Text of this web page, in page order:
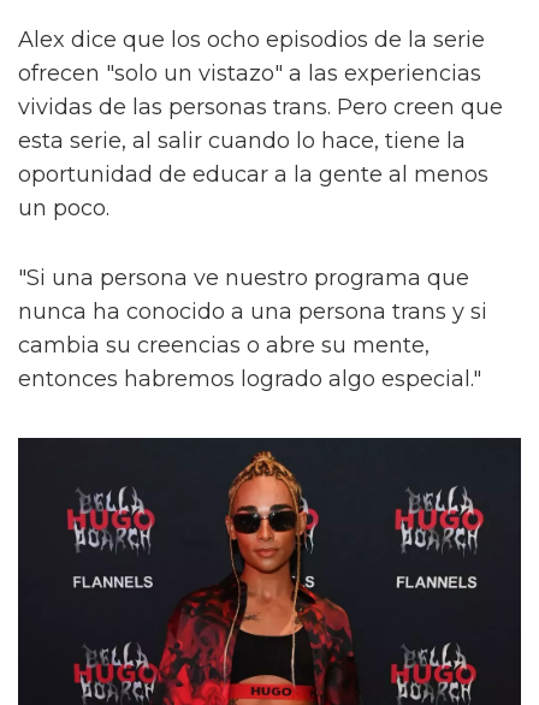
Alex dice que los ocho episodios de la serie
ofrecen "solo un vistazo" a las experiencias
vividas de las personas trans. Pero creen que
esta serie, al salir cuando lo hace, tiene la
oportunidad de educar a la gente al menos
un poco.
"Si una persona ve nuestro programa que
nunca ha conocido a una persona trans y si
cambia su creencias o abre su mente,
entonces habremos logrado algo especial."